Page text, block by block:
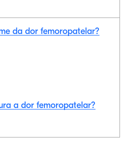
da dor femoropatelar?
a dor femoropatelar?